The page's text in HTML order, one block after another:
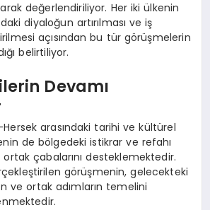
değerlendiriliyor. Her iki ülkenin
diyaloğun artırılması ve iş
açısından bu tür görüşmelerin
belirtiliyor.
Devamı
arasındaki tarihi ve kültürel
de bölgedeki istikrar ve refahı
çabalarını desteklemektedir.
görüşmenin, gelecekteki
ve ortak adımların temelini